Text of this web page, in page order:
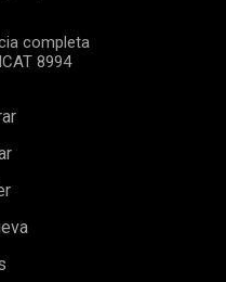
completa
8994